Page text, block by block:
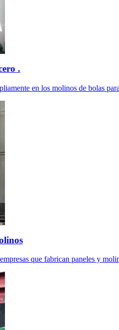
.
en los molinos de bolas
que fabrican paneles y